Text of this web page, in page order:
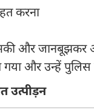
करना
और जानबूझकर
गया और उन्हें
उत्पीड़न